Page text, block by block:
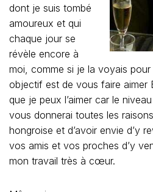
dont je suis tombé
amoureux et qui
chaque jour se
révèle encore à
moi, comme si je la voyais
objectif est de vous faire aimer
que je peux l’aimer car le
vous donnerai toutes les
hongroise et d’avoir envie d’y
vos amis et vos proches d’y
mon travail très à cœur.